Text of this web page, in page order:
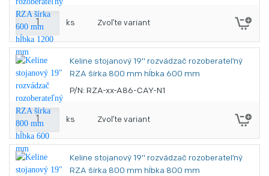
ks Zvoľte variant
Keline stojanový 19" rozvádzač rozoberateľný
RZA šírka 800 mm hĺbka 600 mm
P/N: RZA-xx-A86-CAY-N1
ks Zvoľte variant
Keline stojanový 19" rozvádzač rozoberateľný
RZA šírka 800 mm hĺbka 800 mm